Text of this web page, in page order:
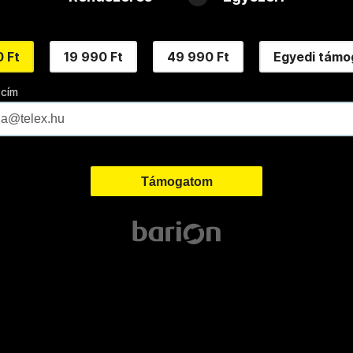
Ft 19 990 Ft 49 990 Ft Egyedi